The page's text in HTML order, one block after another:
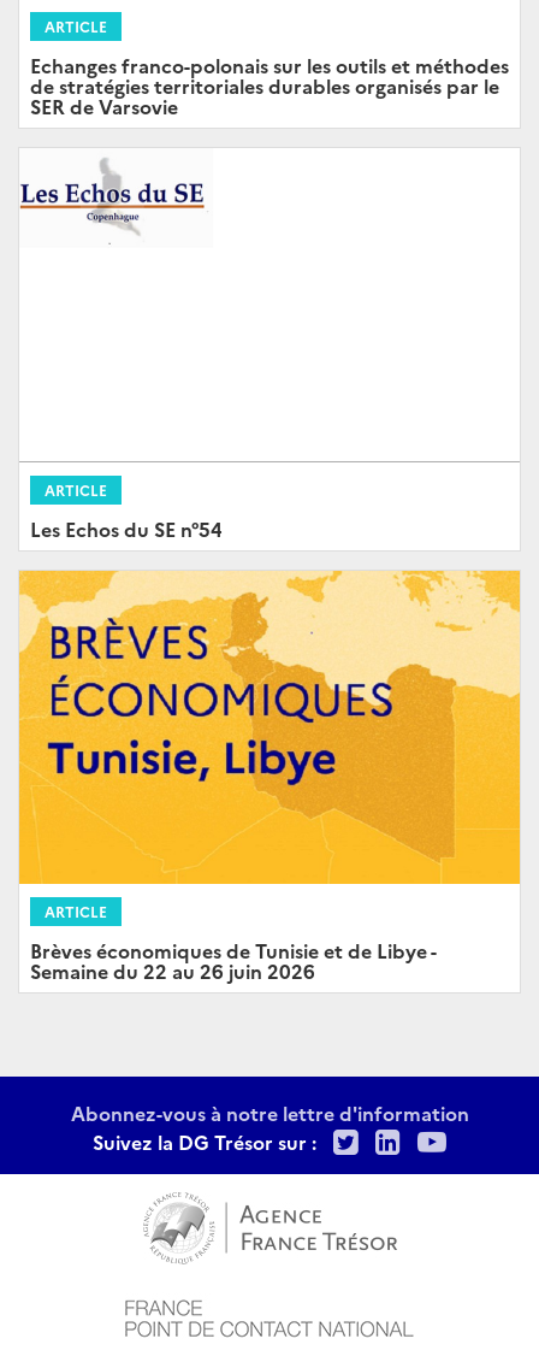
ARTICLE
Echanges franco-polonais sur les outils et méthodes
de stratégies territoriales durables organisés par le
SER de Varsovie
ARTICLE
Les Echos du SE n°54
ARTICLE
Brèves économiques de Tunisie et de Libye -
Semaine du 22 au 26 juin 2026
Abonnez-vous à notre lettre d'information
Suivez la DG Trésor sur :
TwitterLinkedIn